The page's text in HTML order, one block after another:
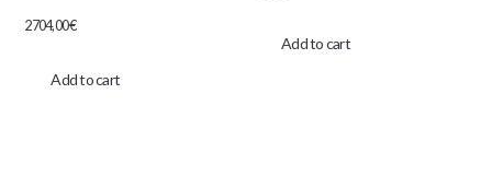
2704,00€
Add to cart
Add to cart